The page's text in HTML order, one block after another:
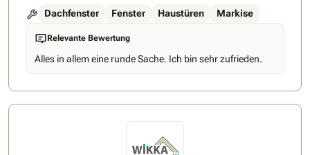
Dachfenster Fenster Haustüren Markise
Relevante Bewertung
Alles in allem eine runde Sache. Ich bin sehr zufrieden.